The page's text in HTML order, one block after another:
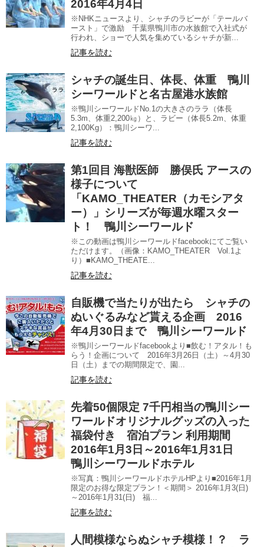
2016年4月4日
※NHKニュースより、シャチのラビーが「テールバ
ースト」で激励 千葉県鴨川市の水族館で入社式が
行われ、ショーで人気を集めているシャチが新...
記事を読む
シャチの誕生日、体長、体重 鴨川
シーワールドと名古屋港水族館
※鴨川シーワールドNo.1の大きさのララ（体長
5.3m、体重2,200㎏）と、ラビー（体長5.2m、体重
2,100Kg）：鴨川シーワ...
記事を読む
第1回目 海獣医師 勝俣氏 アースの
様子について
「KAMO_THEATER（カモシアタ
ー）」シリーズが毎週水曜スター
ト！ 鴨川シーワールド
※この動画は鴨川シーワールドfacebookにてご覧い
ただけます。（画像：KAMO_THEATER Vol.1よ
り）■KAMO_THEATE...
記事を読む
自販機で当たりが出たら シャチの
ぬいぐるみなど貰える企画 2016
年4月30日まで 鴨川シーワールド
※鴨川シーワールドfacebookより■飲む！アタル！も
らう！企画について 2016年3月26日（土）～4月30
日（土）までの期間限定で、園...
記事を読む
先着50個限定 7千円相当の鴨川シー
ワールドオリジナルグッズの入った
福袋付き 宿泊プラン 利用期間
2016年1月3日～2016年1月31日
鴨川シーワールドホテル
※写真：鴨川シーワールドホテルHPより■2016年1月
限定のお得な限定プラン！＜期間＞ 2016年1月3(日)
～2016年1月31(日) 福...
記事を読む
人間模様ならぬシャチ模様！？ ラ